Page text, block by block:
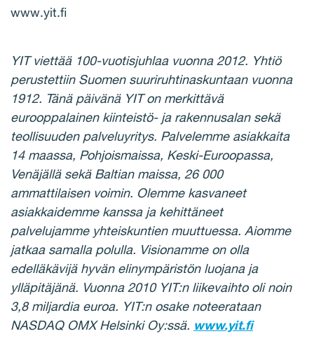
www.yit.fi
YIT viettää 100-vuotisjuhlaa vuonna 2012. Yhtiö
perustettiin Suomen suuriruhtinaskuntaan vuonna
1912. Tänä päivänä YIT on merkittävä
eurooppalainen kiinteistö- ja rakennusalan sekä
teollisuuden palveluyritys. Palvelemme asiakkaita
14 maassa, Pohjoismaissa, Keski-Euroopassa,
Venäjällä sekä Baltian maissa, 26 000
ammattilaisen voimin. Olemme kasvaneet
asiakkaidemme kanssa ja kehittäneet
palvelujamme yhteiskuntien muuttuessa. Aiomme
jatkaa samalla polulla. Visionamme on olla
edelläkävijä hyvän elinympäristön luojana ja
ylläpitäjänä. Vuonna 2010 YIT:n liikevaihto oli noin
3,8 miljardia euroa. YIT:n osake noteerataan
NASDAQ OMX Helsinki Oy:ssä. www.yit.fi